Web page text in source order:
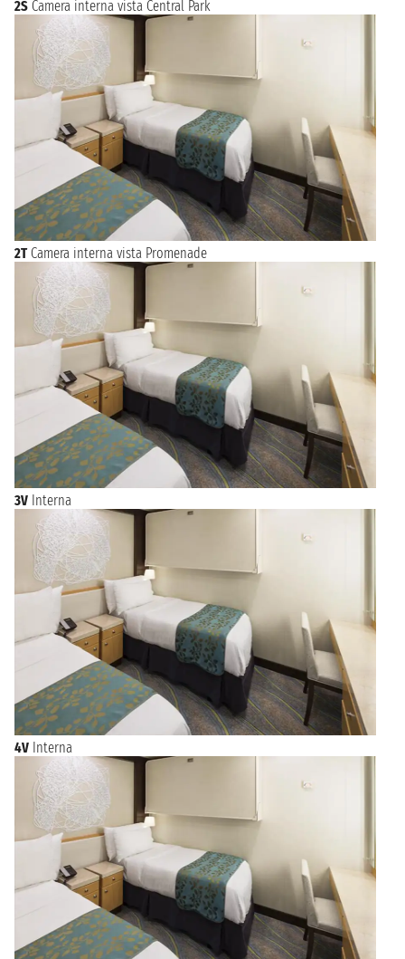
2S Camera interna vista Central Park
2T Camera interna vista Promenade
3V Interna
4V Interna